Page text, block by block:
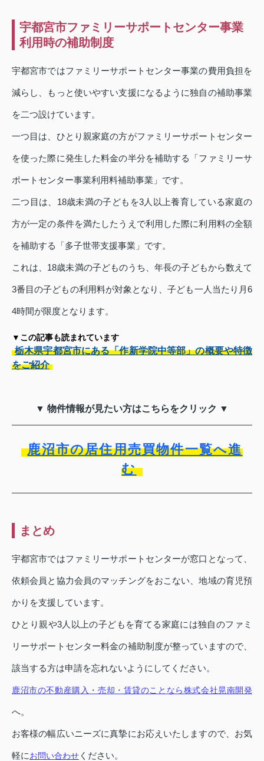
宇都宮市ファミリーサポートセンター事業
利用時の補助制度
宇都宮市ではファミリーサポートセンター事業の費用負担を
減らし、もっと使いやすい支援になるように独自の補助事業
を二つ設けています。
一つ目は、ひとり親家庭の方がファミリーサポートセンター
を使った際に発生した料金の半分を補助する「ファミリーサ
ポートセンター事業利用料補助事業」です。
二つ目は、18歳未満の子どもを3人以上養育している家庭の
方が一定の条件を満たしたうえで利用した際に利用料の全額
を補助する「多子世帯支援事業」です。
これは、18歳未満の子どものうち、年長の子どもから数えて
3番目の子どもの利用料が対象となり、子ども一人当たり月6
4時間が限度となります。
▼この記事も読まれています
栃木県宇都宮市にある「作新学院中等部」の概要や特徴
をご紹介
▼ 物件情報が見たい方はこちらをクリック ▼
鹿沼市の居住用売買物件一覧へ進
む
まとめ
宇都宮市ではファミリーサポートセンターが窓口となって、
依頼会員と協力会員のマッチングをおこない、地域の育児預
かりを支援しています。
ひとり親や3人以上の子どもを育てる家庭には独自のファミ
リーサポートセンター料金の補助制度が整っていますので、
該当する方は申請を忘れないようにしてください。
鹿沼市の不動産購入・売却・賃貸のことなら株式会社晃南開発
へ。
お客様の幅広いニーズに真摯にお応えいたしますので、お気
軽にお問い合わせ ください。